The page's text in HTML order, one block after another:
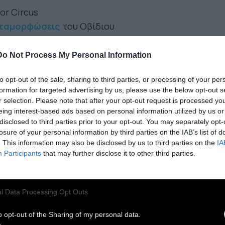
Not Process My Personal Information
opt-out of the sale, sharing to third parties, or processing of your
for targeted advertising by us, please use the below opt-out
selection. Please note that after your opt-out request is processed
interest-based ads based on personal information utilized by us
to third parties prior to your opt-out. You may separately
of your personal information by third parties on the IAB’s list of
This information may also be disclosed by us to third parties on the
Participants that may further disclose it to other third parties.
Data Processing Opt Outs
opt-out of the Sharing of my personal data.
Circus
του Οβίδιου
– 2 Ιουνίου, 21:00
18:30
νέα ομάδα που έχει αγαπηθεί πολύ από το
κοινό, ανοίγει το πρόγραμμα της Πειραιώς
Οι C. for Circus, που μόλις συμπλήρωσαν 10
κοινής πορείας, είναι από τις ομάδες που
για την πρωτότυπη και ουσιαστική
στα έργα που πολύ προσεκτικά
μουσικότητα (συνθέτουν, παίζουν και
η φρέσκια ματιά και η πηγαία
τους οδήγησαν σε απανωτές παρατάσεις